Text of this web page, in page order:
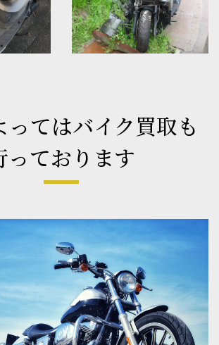
ってはバイク買取も
っております